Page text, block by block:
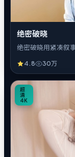
绝密破晓
绝密破晓用紧凑叙
4.8 30万
超
清
4K